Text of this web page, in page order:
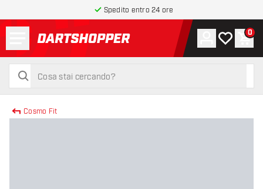
Spedito entro 24 ore
torna alla home page
cerca
cerca
Account
La mia0
Cosmo Fit